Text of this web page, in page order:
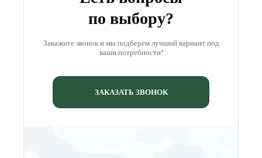
по выбору?
Закажите звонок и мы подберем лучший вариант под
ваши потребности!
ЗАКАЗАТЬ ЗВОНОК